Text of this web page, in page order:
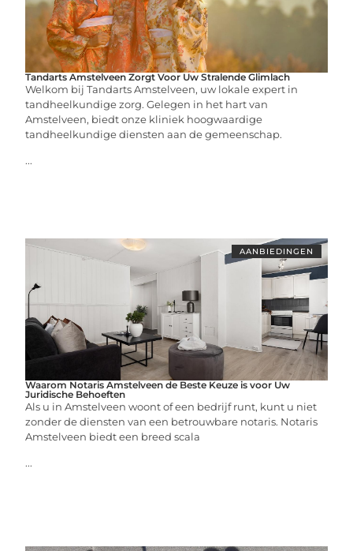
Tandarts Amstelveen Zorgt Voor Uw Stralende Glimlach
Welkom bij Tandarts Amstelveen, uw lokale expert in
tandheelkundige zorg. Gelegen in het hart van
Amstelveen, biedt onze kliniek hoogwaardige
tandheelkundige diensten aan de gemeenschap.
...
AANBIEDINGEN
Waarom Notaris Amstelveen de Beste Keuze is voor Uw
Juridische Behoeften
Als u in Amstelveen woont of een bedrijf runt, kunt u niet
zonder de diensten van een betrouwbare notaris. Notaris
Amstelveen biedt een breed scala
...